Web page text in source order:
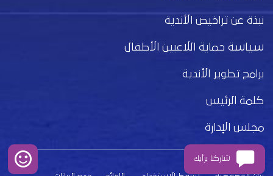
نبذة عن تراخيص الأندية
سياسة حماية اللاعبين الأطفال
برامج تطوير الأندية
كلمة الرئيس
مجلس الإدارة
شاركنا برأيك